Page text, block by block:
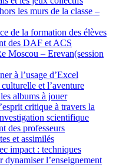
les murs de la classe –
de la formation des élèves
des DAF et ACS
Moscou – Erevan(session
à l’usage d’Excel
et l’aventure
albums à jouer
critique à travers la
scientifique
des professeurs
et assimilés
impact : techniques
dynamiser l’enseignement